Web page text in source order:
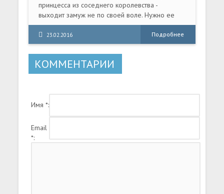
тайну ее происхождения.
принцесса из соседнего королевства -
выходит замуж не по своей воле. Нужно ее
спасать! Используйте интерактивное зеркало,
чтобы раскрыть тайны горгулий, которых вы
повстречаете на своем пути.
23.02.2016 Подробнее
КОММЕНТАРИИ
Имя *:
Email
*: